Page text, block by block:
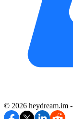
©️ 2026 heydream.im -